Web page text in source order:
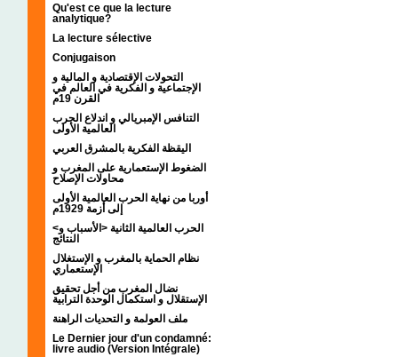
Qu'est ce que la lecture
analytique?
La lecture sélective
Conjugaison
التحولات الإقتصادية و المالية و
الإجتماعية و الفكرية في العالم في
القرن 19م
التنافس الإمبريالي و اندلاع الحرب
العالمية الأولى
اليقظة الفكرية بالمشرق العربي
الضغوط الإستعمارية على المغرب و
محاولات الإصلاح
أوربا من نهاية الحرب العالمية الأولى
إلى أزمة 1929م
<الحرب العالمية الثانية <الأسباب و
النتائج
نظام الحماية بالمغرب و الإستغلال
الإستعماري
نضال المغرب من أجل تحقيق
الإستقلال و استكمال الوحدة الترابية
ملف العولمة و التحديات الراهنة
Le Dernier jour d'un condamné:
livre audio (Version Intégrale)